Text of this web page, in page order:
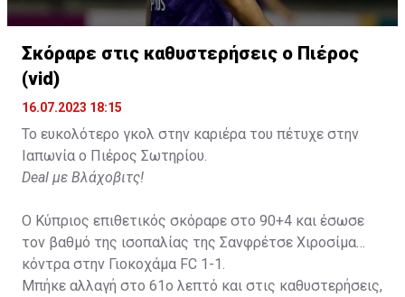
Σκόραρε στις καθυστερήσεις ο Πιέρος
(vid)
16.07.2023 18:15
Το ευκολότερο γκολ στην καριέρα του πέτυχε στην
Ιαπωνία ο Πιέρος Σωτηρίου.
Deal με Βλάχοβιτς!
Ο Κύπριος επιθετικός σκόραρε στο 90+4 και έσωσε
τον βαθμό της ισοπαλίας της Σανφρέτσε Χιροσίμα
κόντρα στην Γιοκοχάμα FC 1-1.
Μπήκε αλλαγή στο 61ο λεπτό και στις καθυστερήσεις,